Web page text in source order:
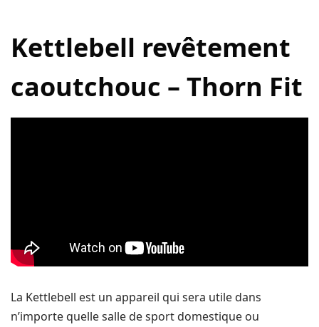
Kettlebell revêtement
caoutchouc – Thorn Fit
La Kettlebell est un appareil qui sera utile dans
n’importe quelle salle de sport domestique ou